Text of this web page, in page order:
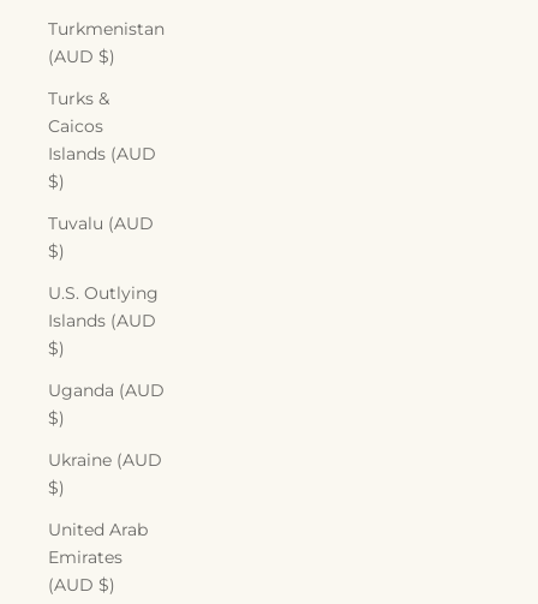
Turkmenistan
(AUD $)
Turks &
Caicos
Islands (AUD
$)
Tuvalu (AUD
$)
U.S. Outlying
Islands (AUD
$)
Uganda (AUD
$)
Ukraine (AUD
$)
United Arab
Emirates
(AUD $)